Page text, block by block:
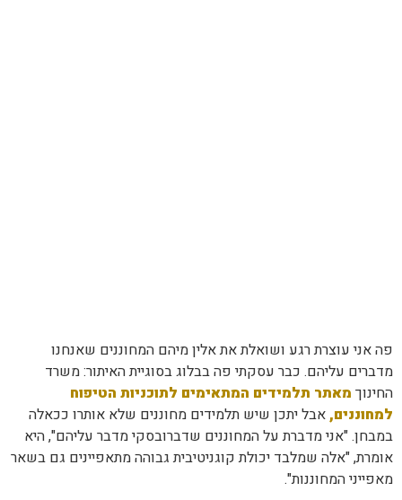
פה אני עוצרת רגע ושואלת את אלין מיהם המחוננים שאנחנו
מדברים עליהם. כבר עסקתי פה בבלוג בסוגיית האיתור: משרד
החינוך מאתר תלמידים המתאימים לתוכניות הטיפוח
למחוננים,אבל יתכן שיש תלמידים מחוננים שלא אותרו ככאלה
במבחן. "אני מדברת על המחוננים שדברובסקי מדבר עליהם", היא
אומרת, "אלה שמלבד יכולת קוגניטיבית גבוהה מתאפיינים גם בשאר
מאפייני המחוננות".